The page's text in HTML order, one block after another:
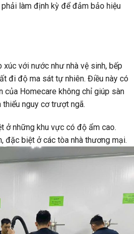
làm định kỳ để đảm bảo hiệu
với nước như nhà vệ sinh, bếp
đi độ ma sát tự nhiên. Điều này có
của Homecare không chỉ giúp sàn
nguy cơ trượt ngã.
ở những khu vực có độ ẩm cao.
đặc biệt ở các tòa nhà thương mại.